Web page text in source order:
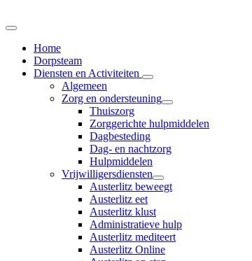
Home
Dorpsteam
Diensten en Activiteiten
Algemeen
Zorg en ondersteuning
Thuiszorg
Zorggerichte hulpmiddelen
Dagbesteding
Dag- en nachtzorg
Hulpmiddelen
Vrijwilligersdiensten
Austerlitz beweegt
Austerlitz eet
Austerlitz klust
Administratieve hulp
Austerlitz mediteert
Austerlitz Online